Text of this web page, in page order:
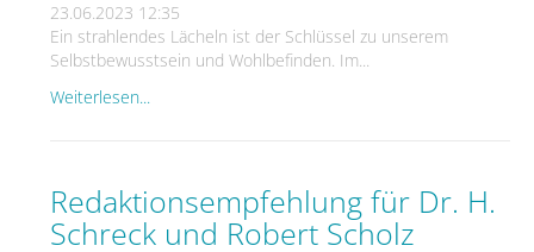
23.06.2023 12:35
Ein strahlendes Lächeln ist der Schlüssel zu unserem
Selbstbewusstsein und Wohlbefinden. Im...
Weiterlesen...
Redaktionsempfehlung für Dr. H.
Schreck und Robert Scholz